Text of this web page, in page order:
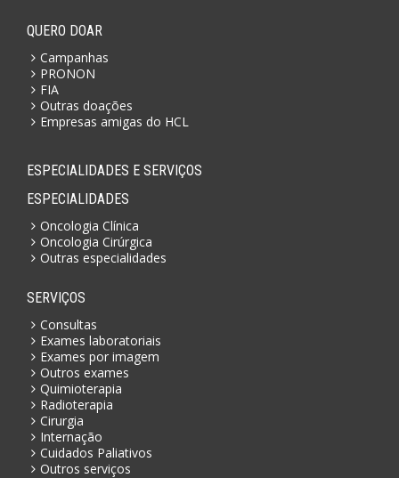
QUERO DOAR
Campanhas
PRONON
FIA
Outras doações
Empresas amigas do HCL
ESPECIALIDADES E SERVIÇOS
ESPECIALIDADES
Oncologia Clínica
Oncologia Cirúrgica
Outras especialidades
SERVIÇOS
Consultas
Exames laboratoriais
Exames por imagem
Outros exames
Quimioterapia
Radioterapia
Cirurgia
Internação
Cuidados Paliativos
Outros serviços